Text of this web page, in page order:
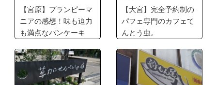
【宮原】プランピーマ
ニアの感想！味も迫力
も満点なパンケーキ
【大宮】完全予約制の
パフェ専門のカフェて
んとう虫。